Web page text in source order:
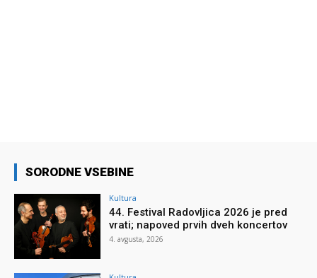
SORODNE VSEBINE
Kultura
44. Festival Radovljica 2026 je pred
vrati; napoved prvih dveh koncertov
4. avgusta, 2026